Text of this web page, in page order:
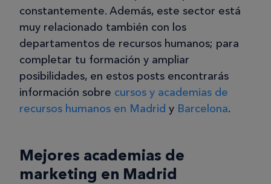
constantemente. Además, este sector está
muy relacionado también con los
departamentos de recursos humanos; para
completar tu formación y ampliar
posibilidades, en estos posts encontrarás
información sobre cursos y academias de
recursos humanos en Madrid y Barcelona.
Mejores academias de
marketing en Madrid